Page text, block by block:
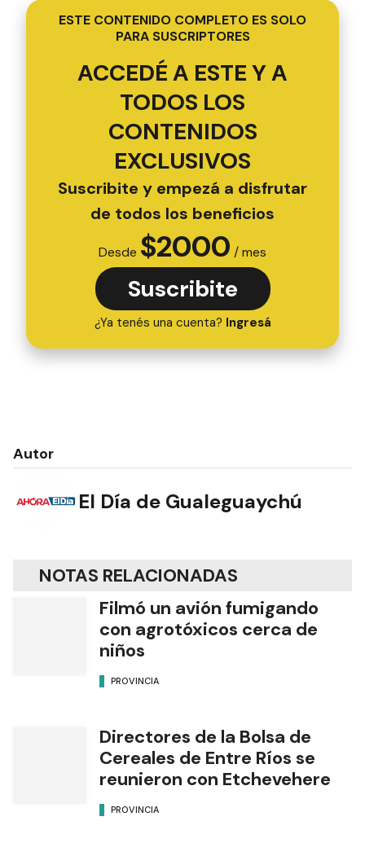
ESTE CONTENIDO COMPLETO ES SOLO
PARA SUSCRIPTORES
ACCEDÉ A ESTE Y A
TODOS LOS
CONTENIDOS
EXCLUSIVOS
Suscribite y empezá a disfrutar
de todos los beneficios
Desde $2000 / mes
Suscribite
¿Ya tenés una cuenta? Ingresá
Autor
El Día de Gualeguaychú
NOTAS RELACIONADAS
Filmó un avión fumigando
con agrotóxicos cerca de
niños
PROVINCIA
Directores de la Bolsa de
Cereales de Entre Ríos se
reunieron con Etchevehere
PROVINCIA